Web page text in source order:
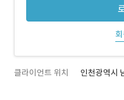
클라이언트 위치 인천광역시